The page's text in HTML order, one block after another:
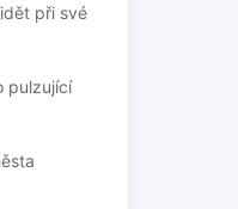
při své
pulzující